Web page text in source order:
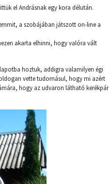
el Andrásnak egy kora délután.
a szobájában játszott on-line a
akarta elhinni, hogy valóra vált
hoztuk, addigra valamilyen égi
vette tudomásul, hogy mi azért
hogy az udvaron látható kerékpár